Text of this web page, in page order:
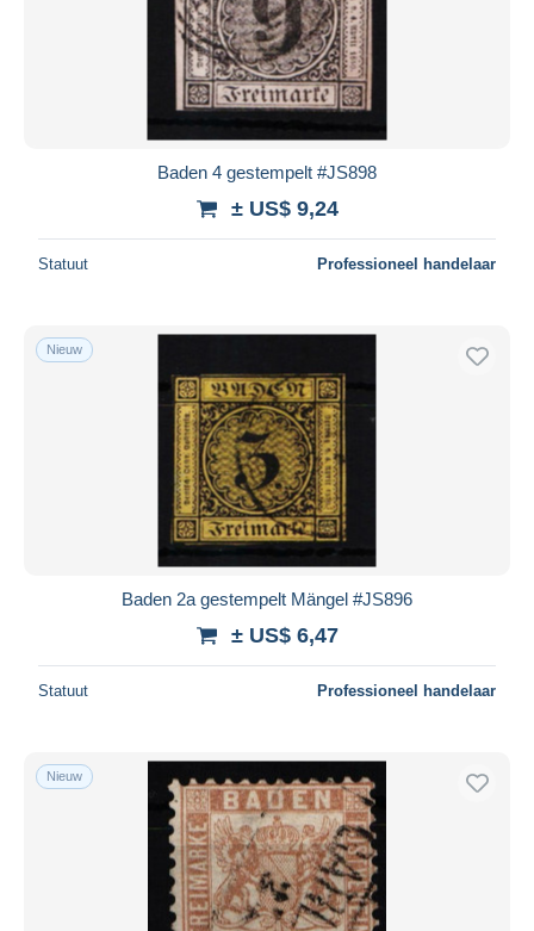
Baden 4 gestempelt #JS898
± US$ 9,24
Statuut Professioneel handelaar
Nieuw
Baden 2a gestempelt Mängel #JS896
± US$ 6,47
Statuut Professioneel handelaar
Nieuw